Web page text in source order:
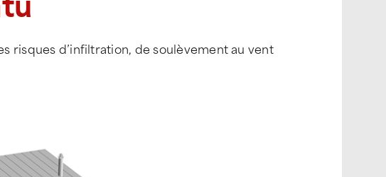
risques d’infiltration, de soulèvement au vent